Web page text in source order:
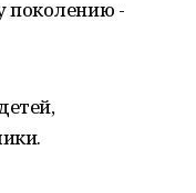
поколению -